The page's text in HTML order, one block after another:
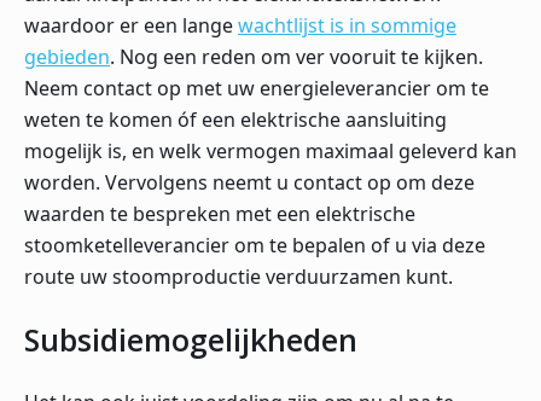
waardoor er een langewachtlijst is in sommige
gebieden. Nog een reden om ver vooruit te kijken.
Neem contact op met uw energieleverancier om te
weten te komen óf een elektrische aansluiting
mogelijk is, en welk vermogen maximaal geleverd kan
worden. Vervolgens neemt u contact op om deze
waarden te bespreken met een elektrische
stoomketelleverancier om te bepalen of u via deze
route uw stoomproductie verduurzamen kunt.
Subsidiemogelijkheden